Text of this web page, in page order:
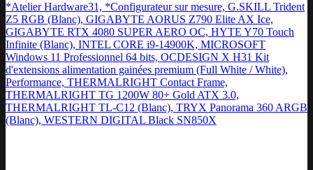
*Atelier Hardware31, *Configurateur sur mesure, G.SKILL Trident
Z5 RGB (Blanc), GIGABYTE AORUS Z790 Elite AX Ice,
GIGABYTE RTX 4080 SUPER AERO OC, HYTE Y70 Touch
Infinite (Blanc), INTEL CORE i9-14900K, MICROSOFT
Windows 11 Professionnel 64 bits, OCDESIGN X H31 Kit
d'extensions alimentation gainées premium (Full White / White),
Performance, THERMALRIGHT Contact Frame,
THERMALRIGHT TG 1200W 80+ Gold ATX 3.0,
THERMALRIGHT TL-C12 (Blanc), TRYX Panorama 360 ARGB
(Blanc), WESTERN DIGITAL Black SN850X